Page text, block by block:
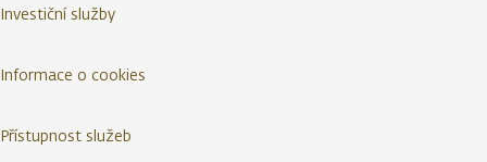
Investiční služby
Informace o cookies
Přístupnost služeb